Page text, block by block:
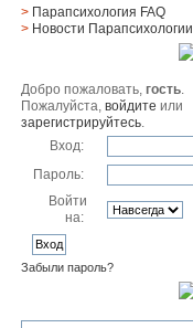
> Парапсихология FAQ
> Новости Парапсихологии
Добро пожаловать,гость.
Пожалуйста,войдите или
зарегистрируйтесь.
Вход:
Пароль:
Войти
на:
Забыли пароль?